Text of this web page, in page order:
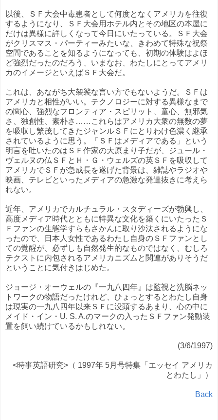
以後、ＳＦ大会中毒患者として何度となくアメリカを往復
するようになり、ＳＦ大会用ホテル内とその地区の本屋に
だけは異様に詳しくなって今日にいたっている。ＳＦ大会
がクリスマス・パーティーみたいな、きわめて特殊な祝祭
空間であることを知るようになっても、初期の体験はよほ
ど強烈だったのだろう、いまなお、わたしにとってアメリ
カのイメージといえばＳＦ大会だ。
これは、あながち大袈裟な言い方でもないようだ。ＳＦは
アメリカと相性がいい。テクノロジーに対する異様なまで
の関心、強烈なフロンティア・スピリット、童心、無邪気
さ、独創性、素朴さ……これらはアメリカ大衆の無数の夢
を吸収し繁茂してきたジャンルＳＦにとりわけ色濃く継承
されているように思う。「ＳＦはメディアである」という
明言を吐いたのはＳＦ作家の大原まり子だが、ジュール・
ヴェルヌの仏ＳＦとＨ・Ｇ・ウェルズの英ＳＦを吸収して
アメリカでＳＦが急成長を遂げた背景は、雑誌やラジオや
映画、テレビといったメディアの急激な発達抜きに考えら
れない。
近年、アメリカでカルチュラル・スタディーズが勃興し、
高度メディア時代とともに特異な文化を築くにいたったＳ
Ｆファンの生態学すらもさかんに取り沙汰されるようにな
ったので、日本人女性であるわたし自身のＳＦファンとし
ての覚醒が、必ずしも自然発生的なものではなく、むしろ
テクストに内包されるアメリカニズムと関連がありそうだ
ということに気付きはじめた。
ジョージ・オーウェルの『一九八四年』は監視と洗脳ネッ
トワークの物語だったけれど、ひょっとするとわたし自身
は現実の一九八四年以来ＳＦに没頭するあまり、心の中に
メイド・イン・U. S. A.のマークの入ったＳＦファン発動装
置を飼い続けているかもしれない。
(3/6/1997)
<時事英語研究>（ 1997年 5月号特集「エッセイ アメリカ
とわたし」）
Back